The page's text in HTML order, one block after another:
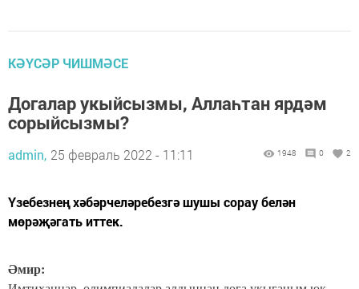
КӘҮСӘР ЧИШМӘСЕ
Догалар укыйсызмы, Аллаһтан ярдәм
сорыйсызмы?
admin, 25 февраль 2022 - 11:11 1948 0 2
Үзебезнең хәбәрчеләребезгә шушы сорау белән
мөрәҗәгать иттек.
Әмир: